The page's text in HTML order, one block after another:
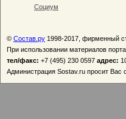
Социум
© Состав.ру 1998-2017, фирменный
При использовании материалов
тел/факс: +7 (495) 230 0597 адрес:
Администрация Sostav.ru просит Вас